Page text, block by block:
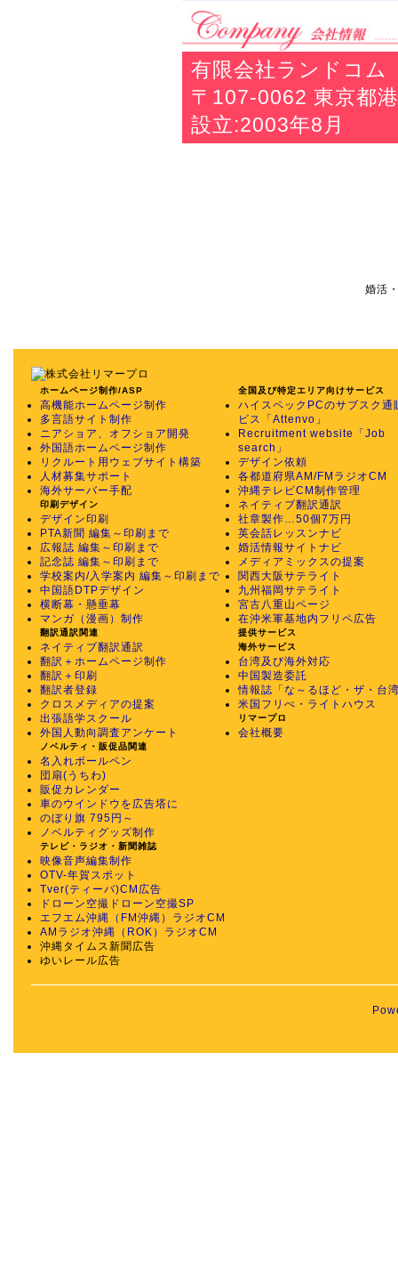
有限会社ランドコム
〒107-0062 東京都
設立:2003年8月
婚活
ホームページ制作/ASP
高機能ホームページ制作
多言語サイト制作
ニアショア、オフショア開発
外国語ホームページ制作
リクルート用ウェブサイト構築
人材募集サポート
海外サーバー手配
印刷デザイン
デザイン印刷
PTA新聞 編集～印刷まで
広報誌 編集～印刷まで
記念誌 編集～印刷まで
学校案内/入学案内 編集～印刷まで
中国語DTPデザイン
横断幕・懸垂幕
マンガ（漫画）制作
翻訳通訳関連
ネイティブ翻訳通訳
翻訳＋ホームページ制作
翻訳＋印刷
翻訳者登録
クロスメディアの提案
出張語学スクール
外国人動向調査アンケート
ノベルティ・販促品関連
名入れボールペン
団扇(うちわ)
販促カレンダー
車のウインドウを広告塔に
のぼり旗 795円～
ノベルティグッズ制作
テレビ・ラジオ・新聞雑誌
映像音声編集制作
OTV-年賀スポット
Tver(ティーバ)CM広告
ドローン空撮 ドローン空撮SP
エフエム沖縄（FM沖縄）ラジオCM
AMラジオ沖縄（ROK）ラジオCM
沖縄タイムス新聞広告
ゆいレール広告
全国及び特定エリア向けサービス
ハイスペックPCのサブスク通
ビス「Attenvo」
Recruitment website「Job
search」
デザイン依頼
各都道府県AM/FMラジオCM
沖縄テレビCM制作管理
ネイティブ翻訳通訳
社章製作…50個7万円
英会話レッスンナビ
婚活情報サイトナビ
メディアミックスの提案
関西大阪サテライト
九州福岡サテライト
宮古八重山ページ
在沖米軍基地内フリペ広告
提供サービス
海外サービス
台湾及び海外対応
中国製造委託
情報誌「な～るほど・ザ・台
米国フリぺ・ライトハウス
リマープロ
会社概要